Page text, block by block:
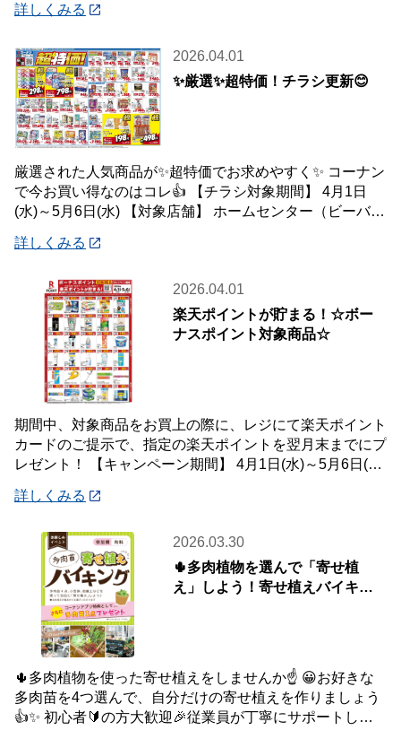
詳しくみる
2026.04.01
✨厳選✨超特価！チラシ更新😊
厳選された人気商品が✨超特価でお求めやすく✨ コーナン
で今お買い得なのはコレ👍 【チラシ対象期間】 4月1日
(水)～5月6日(水) 【対象店舗】 ホームセンター（ビーバー
詳しくみる
2026.04.01
楽天ポイントが貯まる！☆ボー
ナスポイント対象商品☆
期間中、対象商品をお買上の際に、レジにて楽天ポイント
カードのご提示で、指定の楽天ポイントを翌月末までにプ
レゼント！ 【キャンペーン期間】 4月1日(水)～5月6日(水)
詳しくみる
2026.03.30
🌵多肉植物を選んで「寄せ植
え」しよう！寄せ植えバイキン
🌵多肉植物を使った寄せ植えをしませんか☝️ 😀お好きな
多肉苗を4つ選んで、自分だけの寄せ植えを作りましょう
👍✨ 初心者🔰の方大歓迎🎉従業員が丁寧にサポートしま